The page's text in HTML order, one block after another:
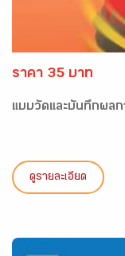
ราคา 35 บาท
แบบวัดและบันทึกผลก
ดูรายละเอียด